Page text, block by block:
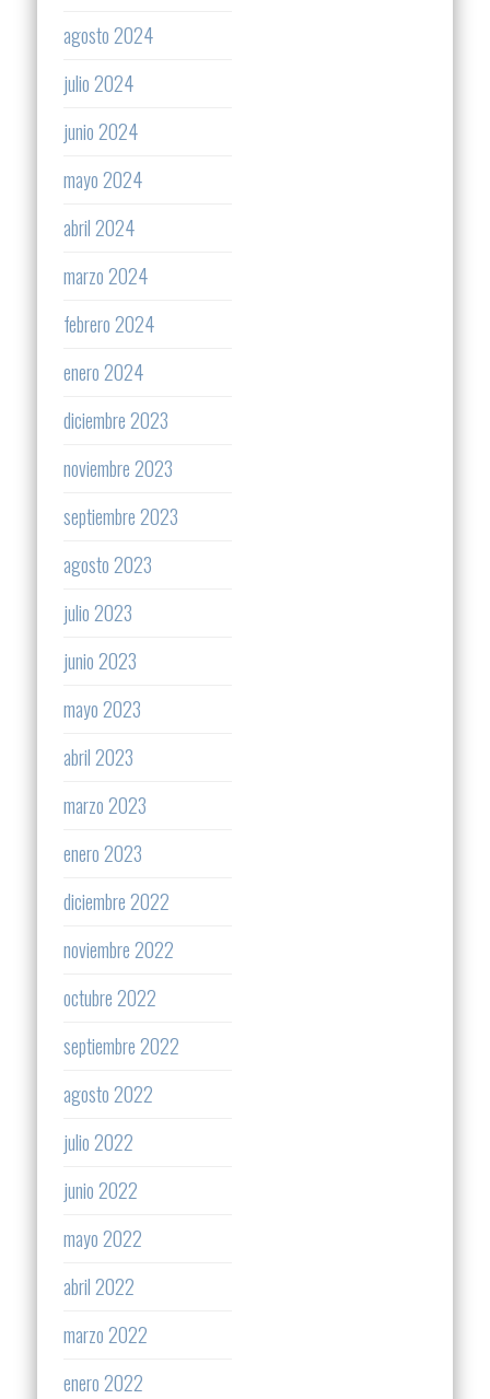
agosto 2024
julio 2024
junio 2024
mayo 2024
abril 2024
marzo 2024
febrero 2024
enero 2024
diciembre 2023
noviembre 2023
septiembre 2023
agosto 2023
julio 2023
junio 2023
mayo 2023
abril 2023
marzo 2023
enero 2023
diciembre 2022
noviembre 2022
octubre 2022
septiembre 2022
agosto 2022
julio 2022
junio 2022
mayo 2022
abril 2022
marzo 2022
enero 2022